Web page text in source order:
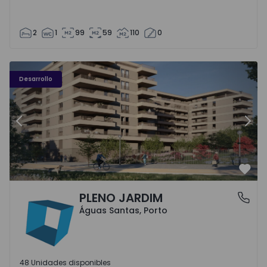
2 1 99 59 110 0
Desarrollo
PLENO JARDIM - 3
Anterior
Águas Santas, PortoPLENO JARDIM
Águas Santas, Porto
48 Unidades disponibles